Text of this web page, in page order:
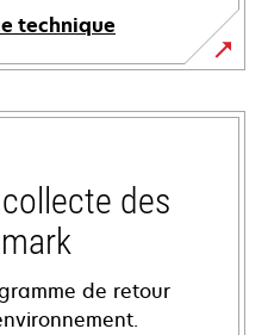
technique
des
de retour